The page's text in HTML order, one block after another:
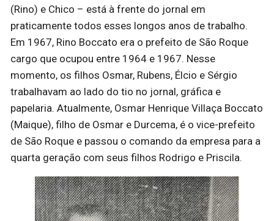
(Rino) e Chico – está à frente do jornal em
praticamente todos esses longos anos de trabalho.
Em 1967, Rino Boccato era o prefeito de São Roque
cargo que ocupou entre 1964 e 1967. Nesse
momento, os filhos Osmar, Rubens, Élcio e Sérgio
trabalhavam ao lado do tio no jornal, gráfica e
papelaria. Atualmente, Osmar Henrique Villaça Boccato
(Maique), filho de Osmar e Durcema, é o vice-prefeito
de São Roque e passou o comando da empresa para a
quarta geração com seus filhos Rodrigo e Priscila.